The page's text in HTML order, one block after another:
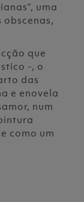
uma
que
-, o
das
e enovela
num
como um